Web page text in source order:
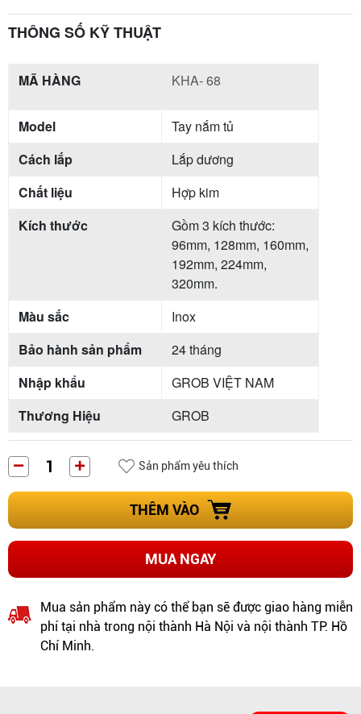
THÔNG SỐ KỸ THUẬT
MÃ HÀNG KHA- 68
Model
Tay nắm tủ
Cách lắp
Lắp dương
Chất liệu
Hợp kim
Kích thước
Gồm 3 kích thước:
96mm, 128mm, 160mm,
192mm, 224mm,
320mm.
Màu sắc
Inox
Bảo hành sản phẩm
24 tháng
Nhập khẩu
GROB VIỆT NAM
Thương Hiệu
GROB
Sản phẩm yêu thích
THÊM VÀO
MUA NGAY
Mua sản phẩm này có thể bạn sẽ được giao hàng miễn
phí tại nhà trong nội thành Hà Nội và nội thành TP. Hồ
Chí Minh.